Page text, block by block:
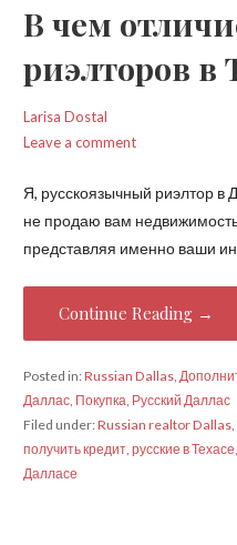
В чем
риэлторов в
Larisa Dostal
Leave a comment
Я, русскоязычный риэлтор в
не продаю вам
представляя именно ваши
Continue Reading →
Posted in:Russian Dallas,
Даллас, Покупка, Русский Даллас
Filed under:Russian realtor Dallas,
получить кредит, русские в Техасе,
Далласе